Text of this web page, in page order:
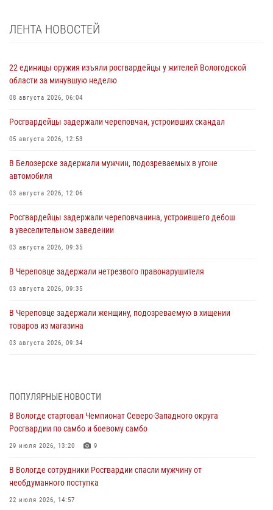
ЛЕНТА НОВОСТЕЙ
22 единицы оружия изъяли росгвардейцы у жителей Вологодской
области за минувшую неделю
08 августа 2026, 06:04
Росгвардейцы задержали череповчан, устроивших скандал
05 августа 2026, 12:53
В Белозерске задержали мужчин, подозреваемых в угоне
автомобиля
03 августа 2026, 12:06
Росгвардейцы задержали череповчанина, устроившего дебош
в увеселительном заведении
03 августа 2026, 09:35
В Череповце задержали нетрезвого правонарушителя
03 августа 2026, 09:35
В Череповце задержали женщину, подозреваемую в хищении
товаров из магазина
03 августа 2026, 09:34
самбо
ЗА МИНУВШУЮ НЕДЕЛЮ СОТРУДНИКАМИ ВНЕВЕДОМСТВЕННОЙ
ОХРАНЫ РОСГВАРДИИ В ВОЛОГОДСКОЙ ОБЛАСТИ ЗАДЕРЖАНО 23
02 августа 2026, 10:37
Росгвардейцы в г. Соколе задержали несовершеннолетнего
ПОПУЛЯРНЫЕ НОВОСТИ
В Вологде стартовал Чемпионат Северо-Западного округа
Росгвардии по самбо и боевому самбо
29 июля 2026, 13:20 9
В Вологде сотрудники Росгвардии спасли мужчину от
необдуманного поступка
22 июля 2026, 14:57